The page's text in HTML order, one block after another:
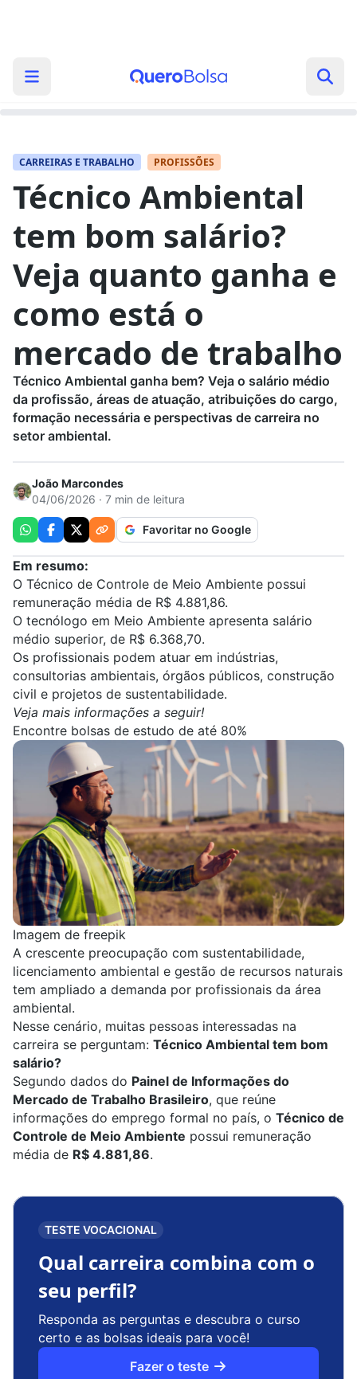
CARREIRAS E TRABALHO PROFISSÕES
Técnico Ambiental
tem bom salário?
Veja quanto ganha e
como está o
mercado de trabalho
Técnico Ambiental ganha bem? Veja o salário médio
da profissão, áreas de atuação, atribuições do cargo,
formação necessária e perspectivas de carreira no
setor ambiental.
João Marcondes
04/06/2026 · 7 min de leitura
Favoritar no Google
Em resumo:
O Técnico de Controle de Meio Ambiente possui
remuneração média de R$ 4.881,86.
O tecnólogo em Meio Ambiente apresenta salário
médio superior, de R$ 6.368,70.
Os profissionais podem atuar em indústrias,
consultorias ambientais, órgãos públicos, construção
civil e projetos de sustentabilidade.
Veja mais informações a seguir!
Encontre bolsas de estudo de até 80%
Imagem de freepik
A crescente preocupação com sustentabilidade,
licenciamento ambiental e gestão de recursos naturais
tem ampliado a demanda por profissionais da área
ambiental.
Nesse cenário, muitas pessoas interessadas na
carreira se perguntam: Técnico Ambiental tem bom
salário?
Segundo dados do Painel de Informações do
Mercado de Trabalho Brasileiro, que reúne
informações do emprego formal no país, o Técnico de
Controle de Meio Ambiente possui remuneração
média de R$ 4.881,86.
TESTE VOCACIONAL
Qual carreira combina com o
seu perfil?
Responda as perguntas e descubra o curso
certo e as bolsas ideais para você!
Fazer o teste